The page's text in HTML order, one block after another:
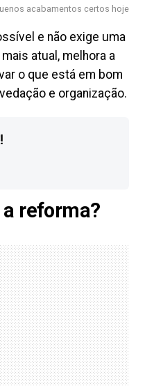
acabamentos certos hoje
e não exige uma
atual, melhora a
o que está em bom
e organização.
reforma?